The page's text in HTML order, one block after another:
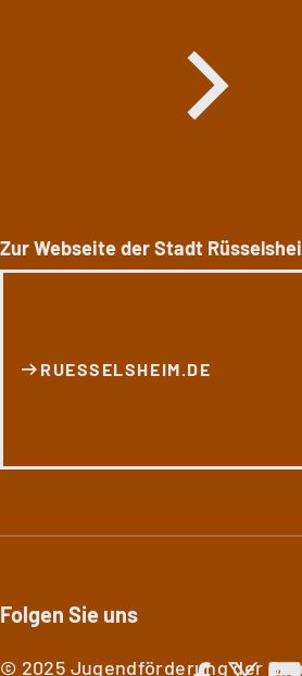
Zur Webseite der Stadt
RUESSELSHEIM.DE
Folgen Sie uns
© 2025 Jugendförderung der